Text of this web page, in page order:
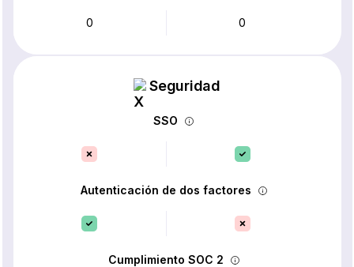
0 0
Seguridad
SSO
Autenticación de dos factores
Cumplimiento SOC 2